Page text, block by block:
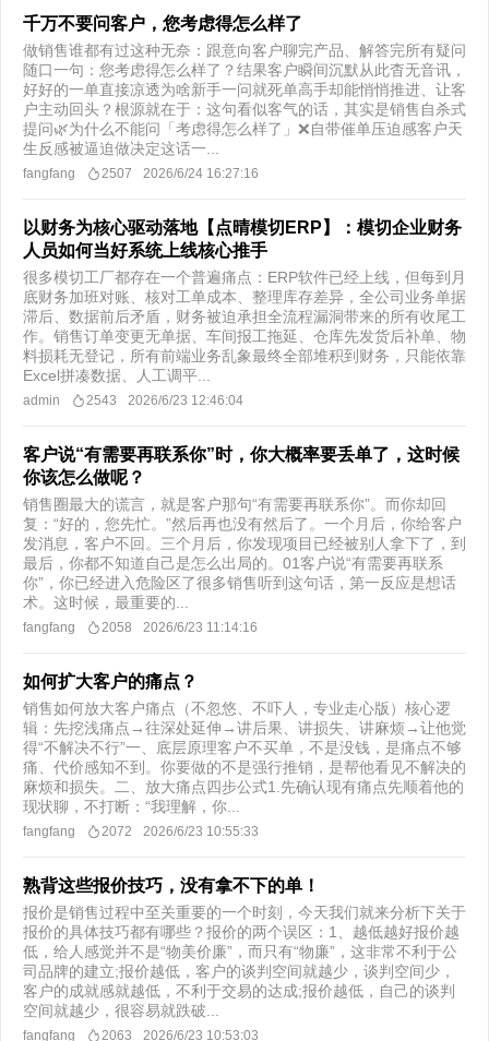
千万不要问客户，您考虑得怎么样了
做销售谁都有过这种无奈：跟意向客户聊完产品、解答完所有疑问
随口一句：您考虑得怎么样了？结果客户瞬间沉默从此杳无音讯，
好好的一单直接凉透为啥新手一问就死单高手却能悄悄推进、让客
户主动回头？根源就在于：这句看似客气的话，其实是销售自杀式
提问🌿为什么不能问「考虑得怎么样了」❌自带催单压迫感客户天
生反感被逼迫做决定这话一...
fangfang 2507 2026/6/24 16:27:16
以财务为核心驱动落地【点晴模切ERP】：模切企业财务
人员如何当好系统上线核心推手
很多模切工厂都存在一个普遍痛点：ERP软件已经上线，但每到月
底财务加班对账、核对工单成本、整理库存差异，全公司业务单据
滞后、数据前后矛盾，财务被迫承担全流程漏洞带来的所有收尾工
作。销售订单变更无单据、车间报工拖延、仓库先发货后补单、物
料损耗无登记，所有前端业务乱象最终全部堆积到财务，只能依靠
Excel拼凑数据、人工调平...
admin 2543 2026/6/23 12:46:04
客户说“有需要再联系你”时，你大概率要丢单了，这时候
你该怎么做呢？
销售圈最大的谎言，就是客户那句“有需要再联系你”。而你却回
复：“好的，您先忙。”然后再也没有然后了。一个月后，你给客户
发消息，客户不回。三个月后，你发现项目已经被别人拿下了，到
最后，你都不知道自己是怎么出局的。01客户说“有需要再联系
你”，你已经进入危险区了很多销售听到这句话，第一反应是想话
术。这时候，最重要的...
fangfang 2058 2026/6/23 11:14:16
如何扩大客户的痛点？
销售如何放大客户痛点（不忽悠、不吓人，专业走心版）核心逻
辑：先挖浅痛点→往深处延伸→讲后果、讲损失、讲麻烦→让他觉
得“不解决不行”一、底层原理客户不买单，不是没钱，是痛点不够
痛、代价感知不到。你要做的不是强行推销，是帮他看见不解决的
麻烦和损失。二、放大痛点四步公式1.先确认现有痛点先顺着他的
现状聊，不打断：“我理解，你...
fangfang 2072 2026/6/23 10:55:33
熟背这些报价技巧，没有拿不下的单！
​报价是销售过程中至关重要的一个时刻，今天我们就来分析下关于
报价的具体技巧都有哪些？报价的两个误区：1、越低越好报价越
低，给人感觉并不是“物美价廉”，而只有“物廉”，这非常不利于公
司品牌的建立;报价越低，客户的谈判空间就越少，谈判空间少，
客户的成就感就越低，不利于交易的达成;报价越低，自己的谈判
空间就越少，很容易就跌破...
fangfang 2063 2026/6/23 10:53:03